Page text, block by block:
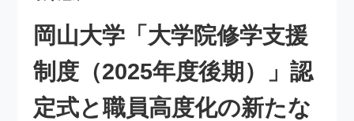
岡山大学「大学院修学支援
制度（2025年度後期）」認
定式と職員高度化の新たな